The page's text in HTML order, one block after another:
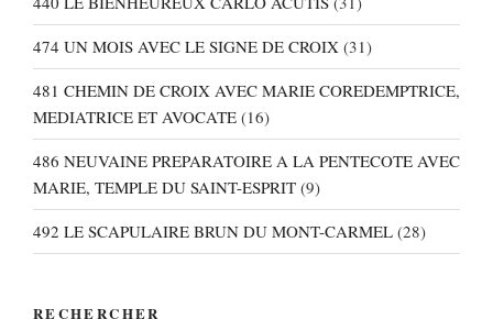
474 UN MOIS AVEC LE SIGNE DE CROIX (31)
481 CHEMIN DE CROIX AVEC MARIE COREDEMPTRICE,
MEDIATRICE ET AVOCATE (16)
486 NEUVAINE PREPARATOIRE A LA PENTECOTE AVEC
MARIE, TEMPLE DU SAINT-ESPRIT (9)
492 LE SCAPULAIRE BRUN DU MONT-CARMEL (28)
RECHERCHER